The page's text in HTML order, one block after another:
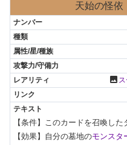
天始の怪依
photo
【条件】このカードを召喚した
【効果】自分の墓地のモンスタ